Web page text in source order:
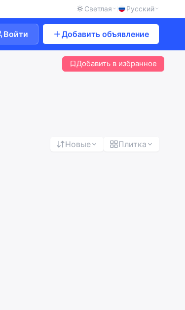
Светлая Русский
Войти Добавить объявление
Добавить в избранное
Новые Плитка